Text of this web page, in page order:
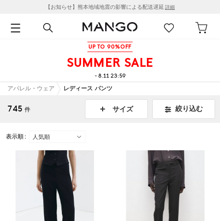
【お知らせ】熊本地域地震の影響による配送遅延 詳細
UP TO 90%OFF
SUMMER SALE
- 8.11 23:59
アパレル・ウェア
レディース パンツ
745 件 サイズ 絞り込む
表示順 :